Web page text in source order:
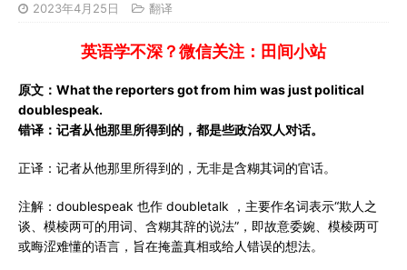
2023年4月25日 翻译
英语学不深？微信关注：田间小站
原文：What the reporters got from him was just political
doublespeak.
错译：记者从他那里所得到的，都是些政治双人对话。
正译：记者从他那里所得到的，无非是含糊其词的官话。
注解：doublespeak 也作 doubletalk ，主要作名词表示“欺人之
谈、模棱两可的用词、含糊其辞的说法”，即故意委婉、模棱两可
或晦涩难懂的语言，旨在掩盖真相或给人错误的想法。